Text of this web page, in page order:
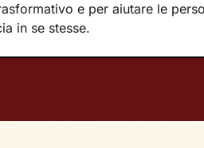
e per aiutare le
in se stesse.